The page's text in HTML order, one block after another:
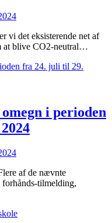
vi det eksisterende net af
at blive CO2-neutral…
i perioden
af de nævnte
tilmelding,